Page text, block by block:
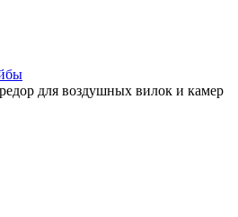
для воздушных вилок и камер